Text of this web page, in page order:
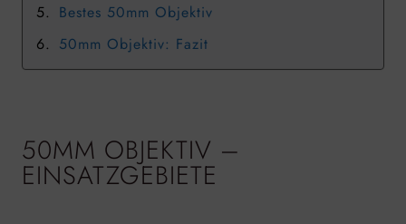
Bestes 50mm Objektiv
50mm Objektiv: Fazit
50MM OBJEKTIV –
EINSATZGEBIETE